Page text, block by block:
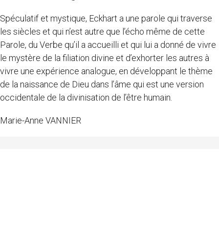
Spéculatif et mystique, Eckhart a une parole qui traverse
les siècles et qui n’est autre que l’écho même de cette
Parole, du Verbe qu’il a accueilli et qui lui a donné de vivre
le mystère de la filiation divine et d’exhorter les autres à
vivre une expérience analogue, en développant le thème
de la naissance de Dieu dans l’âme qui est une version
occidentale de la divinisation de l’être humain.
Marie-Anne VANNIER